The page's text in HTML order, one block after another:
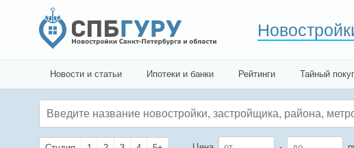
Новости и статьи Ипотеки и банки Рейтинги Тайный